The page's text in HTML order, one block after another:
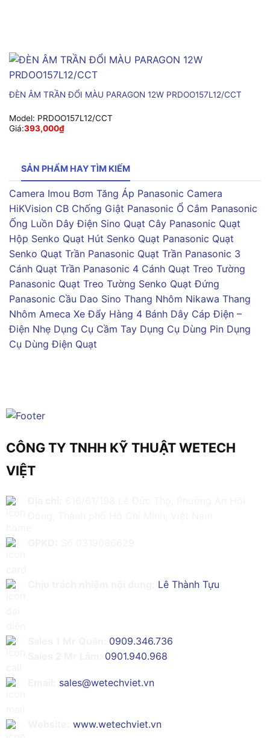
ĐÈN ÂM TRẦN ĐỔI MÀU PARAGON 12W PRDOO157L12/CCT
Model: PRDOO157L12/CCT
Giá:393,000₫
SẢN PHẨM HAY TÌM KIẾM
Camera Imou Bơm Tăng Áp Panasonic Camera
HiKVision CB Chống Giật Panasonic Ổ Cắm Panasonic
Ống Luồn Dây Điện Sino Quạt Cây Panasonic Quạt
Hộp Senko Quạt Hút Senko Quạt Panasonic Quạt
Senko Quạt Trần Panasonic Quạt Trần Panasonic 3
Cánh Quạt Trần Panasonic 4 Cánh Quạt Treo Tường
Panasonic Quạt Treo Tường Senko Quạt Đứng
Panasonic Cầu Dao Sino Thang Nhôm Nikawa Thang
Nhôm Ameca Xe Đẩy Hàng 4 Bánh Dây Cáp Điện –
Điện Nhẹ Dụng Cụ Cầm Tay Dụng Cụ Dùng Pin Dụng
Cụ Dùng Điện Quạt
CÔNG TY TNHH KỸ THUẬT WETECH
VIỆT
Lê Thành Tựu
0909.346.736
0901.940.968
sales@wetechviet.vn
www.wetechviet.vn